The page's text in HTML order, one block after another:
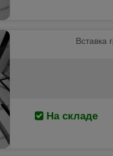
Вставка
На складе